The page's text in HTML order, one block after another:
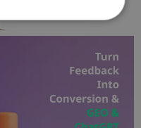
позволяват
уебсайта, като
на